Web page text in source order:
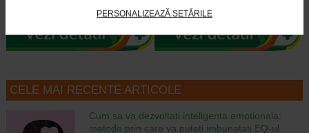
PERSONALIZEAZĂ SETĂRILE
CELE MAI RECENTE ARTICOLE
Cum sa va dezvoltati inteligenta emotionala:
metode prin care va puteti imbunatati EQ-ul